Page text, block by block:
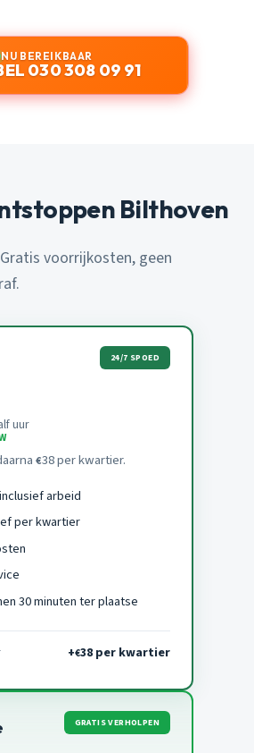
NU BEREIKBAAR
030 308 09 91
Bilthoven
voorrijkosten, geen
24/7 SPOED
uur
€38 per kwartier.
arbeid
per kwartier
30 minuten ter plaatse
+€38 per kwartier
GRATIS VERHOLPEN